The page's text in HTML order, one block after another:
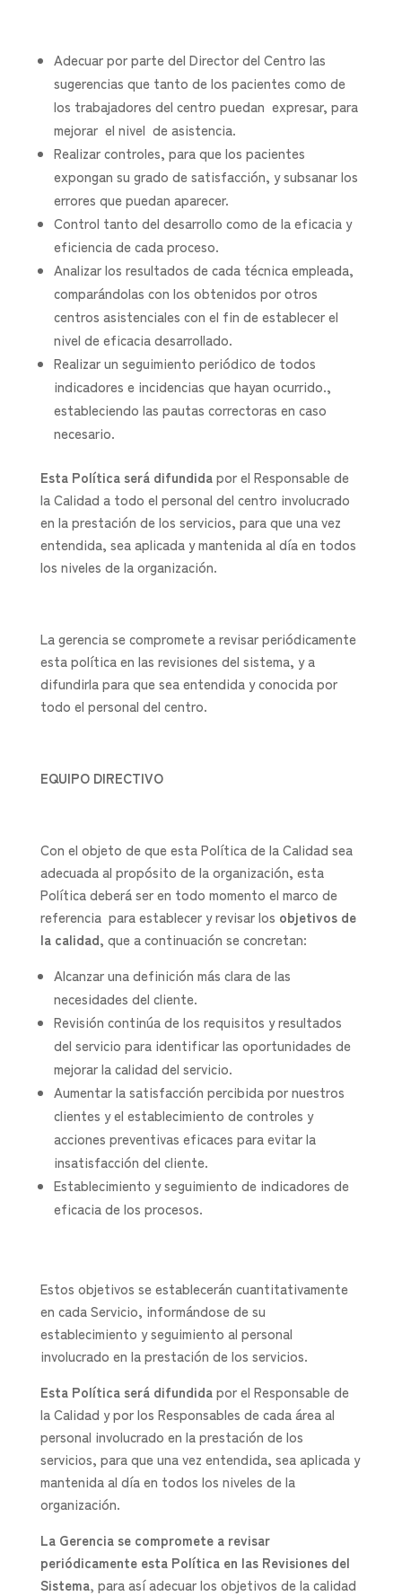
Adecuar por parte del Director del Centro las
sugerencias que tanto de los pacientes como de
los trabajadores del centro puedan expresar, para
mejorar el nivel de asistencia.
Realizar controles, para que los pacientes
expongan su grado de satisfacción, y subsanar los
errores que puedan aparecer.
Control tanto del desarrollo como de la eficacia y
eficiencia de cada proceso.
Analizar los resultados de cada técnica empleada,
comparándolas con los obtenidos por otros
centros asistenciales con el fin de establecer el
nivel de eficacia desarrollado.
Realizar un seguimiento periódico de todos
indicadores e incidencias que hayan ocurrido.,
estableciendo las pautas correctoras en caso
necesario.
Esta Política será difundidapor el Responsable de
la Calidad a todo el personal del centro involucrado
en la prestación de los servicios, para que una vez
entendida, sea aplicada y mantenida al día en todos
los niveles de la organización.
La gerencia se compromete a revisar periódicamente
esta política en las revisiones del sistema, y a
difundirla para que sea entendida y conocida por
todo el personal del centro.
EQUIPO DIRECTIVO
Con el objeto de que esta Política de la Calidad sea
adecuada al propósito de la organización, esta
Política deberá ser en todo momento el marco de
referencia para establecer y revisar los objetivos de
la calidad, que a continuación se concretan:
Alcanzar una definición más clara de las
necesidades del cliente.
Revisión continúa de los requisitos y resultados
del servicio para identificar las oportunidades de
mejorar la calidad del servicio.
Aumentar la satisfacción percibida por nuestros
clientes y el establecimiento de controles y
acciones preventivas eficaces para evitar la
insatisfacción del cliente.
Establecimiento y seguimiento de indicadores de
eficacia de los procesos.
Estos objetivos se establecerán cuantitativamente
en cada Servicio, informándose de su
establecimiento y seguimiento al personal
involucrado en la prestación de los servicios.
Esta Política será difundidapor el Responsable de
la Calidad y por los Responsables de cada área al
personal involucrado en la prestación de los
servicios, para que una vez entendida, sea aplicada y
mantenida al día en todos los niveles de la
organización.
La Gerencia se compromete a revisar
periódicamente esta Política en las Revisiones del
Sistema, para así adecuar los objetivos de la calidad